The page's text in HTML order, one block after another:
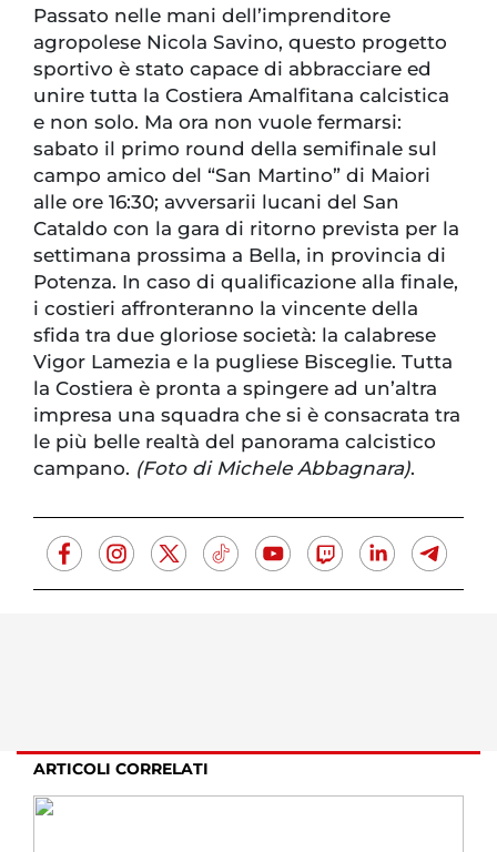
Passato nelle mani dell’imprenditore
agropolese Nicola Savino, questo progetto
sportivo è stato capace di abbracciare ed
unire tutta la Costiera Amalfitana calcistica
e non solo. Ma ora non vuole fermarsi:
sabato il primo round della semifinale sul
campo amico del “San Martino” di Maiori
alle ore 16:30; avversarii lucani del San
Cataldo con la gara di ritorno prevista per la
settimana prossima a Bella, in provincia di
Potenza. In caso di qualificazione alla finale,
i costieri affronteranno la vincente della
sfida tra due gloriose società: la calabrese
Vigor Lamezia e la pugliese Bisceglie. Tutta
la Costiera è pronta a spingere ad un’altra
impresa una squadra che si è consacrata tra
le più belle realtà del panorama calcistico
campano. (Foto di Michele Abbagnara).
ARTICOLI CORRELATI